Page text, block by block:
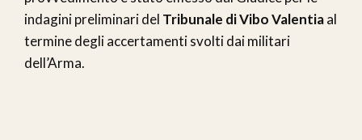
indagini preliminari del Tribunale di Vibo Valentiaal
termine degli accertamenti svolti dai militari
dell’Arma.